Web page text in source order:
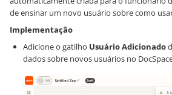
de ensinar um novo usuário sobre como
Implementação
Adicione o gatilho Usuário Adicionado
dados sobre novos usuários no